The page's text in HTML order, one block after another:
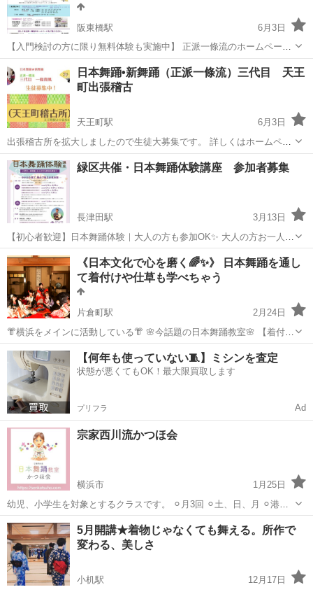
阪東橋駅
6月3日
【入門検討の方に限り無料体験も実施中】 正派一條流のホームページ
です。 http://seiha-ichijyoryu.com/ YouTube
http://www.youtube.com/channe...
神奈川 横浜市 阪東橋駅 日本舞踊 南区
日本舞踊•新舞踊（正派一條流）三代目 天王
町出張稽古
天王町駅
6月3日
出張稽古所を拡大しましたので生徒大募集です。 詳しくはホームペー
ジをご覧下さい。 http://seiha-ichijyoryu.com/ 【稽古所】 本部（阪
東橋駅より徒歩4分） 〈鎌倉稽古所〉...
神奈川 横浜市 天王町駅 日本舞踊 新舞踊
緑区共催・日本舞踊体験講座 参加者募集
長津田駅
3月13日
【初心者歓迎】日本舞踊体験｜大人の方も参加OK✨ 大人の方お一人で
の参加も大歓迎です。 小学生を中心に、親子・大人の方まで幅広くご
参加いただける講座です。 浴衣を着て、日本舞踊の基本から学び、 最
後は舞台で踊ると...
神奈川 横浜市 長津田駅 日本舞踊 浴衣
《日本文化で心を磨く🌈✨》 日本舞踊を通し
て着付けや仕草も学べちゃう
片倉町駅
2月24日
👘横浜をメインに活動している👘 🌸今話題の日本舞踊教室🌸 【着付け
と所作で自分磨き】 【和風な習い事がしたい方】 【オンライン稽古
可】 【無料体験実施中！ 今なら入会金無料】 HPから詳細をご確認く
ださい http...
神奈川 横浜市 片倉町駅 日本舞踊 無料
【何年も使っていない🧵】ミシンを査定
状態が悪くてもOK！最大限買取します
プリフラ Ad
宗家西川流かつほ会
横浜市
1月25日
幼児、小学生を対象とするクラスです。 ⚪︎月3回 ⚪︎土、日、月 ⚪︎港北
区、鶴見区地区センター 曜日、場所、応相談 ⚪︎幼児、小学生共に
6,000円 回数券や3回完結コースもあり
神奈川 横浜市 日本舞踊
5月開講★着物じゃなくても舞える。所作で
変わる、美しさ
小机駅 12月17日